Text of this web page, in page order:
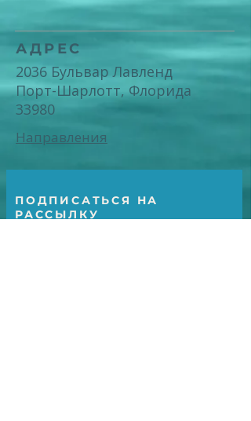
АДРЕС
2036 Бульвар Лавленд
Порт-Шарлотт, Флорида
33980
Направления
ПОДПИСАТЬСЯ НА
РАССЫЛКУ